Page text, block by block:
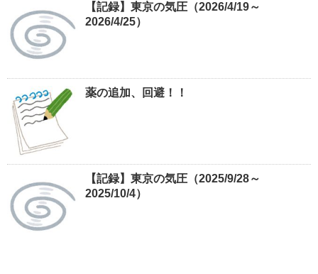
【記録】東京の気圧（2026/4/19～
2026/4/25）
薬の追加、回避！！
【記録】東京の気圧（2025/9/28～
2025/10/4）